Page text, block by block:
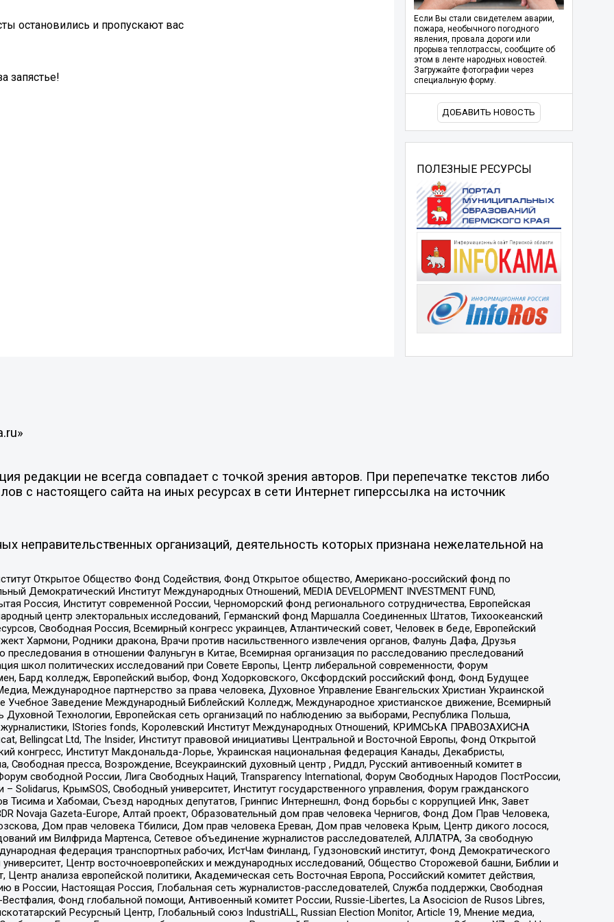
остановились и пропускают вас
запястье!
Если Вы стали свидетелем аварии,
пожара, необычного погодного
явления, провала дороги или
прорыва теплотрассы, сообщите об
этом в ленте народных новостей.
Загружайте фотографии через
специальную форму.
ДОБАВИТЬ НОВОСТЬ
ПОЛЕЗНЫЕ РЕСУРСЫ
редакции не всегда совпадает с точкой зрения авторов. При перепечатке текстов либо
с настоящего сайта на иных ресурсах в сети Интернет гиперссылка на источник
неправительственных организаций, деятельность которых признана нежелательной на
Открытое Общество Фонд Содействия, Фонд Открытое общество, Американо-российский фонд по
Демократический Институт Международных Отношений, MEDIA DEVELOPMENT INVESTMENT FUND,
Россия, Институт современной России, Черноморский фонд регионального сотрудничества, Европейская
центр электоральных исследований, Германский фонд Маршалла Соединенных Штатов, Тихоокеанский
Свободная Россия, Всемирный конгресс украинцев, Атлантический совет, Человек в беде, Европейский
Хармони, Родники дракона, Врачи против насильственного извлечения органов, Фалунь Дафа, Друзья
преследования в отношении Фалуньгун в Китае, Всемирная организация по расследованию преследований
школ политических исследований при Совете Европы, Центр либеральной современности, Форум
Бард колледж, Европейский выбор, Фонд Ходорковского, Оксфордский российский фонд, Фонд Будущее
Международное партнерство за права человека, Духовное Управление Евангельских Христиан Украинской
Учебное Заведение Международный Библейский Колледж, Международное христианское движение, Всемирный
Духовной Технологии, Европейская сеть организаций по наблюдению за выборами, Республика Польша,
IStories fonds, Королевский Институт Международных Отношений, КРИМСЬКА ПРАВОЗАХИСНА
Bellingcat Ltd, The Insider, Институт правовой инициативы Центральной и Восточной Европы, Фонд Открытой
конгресс, Институт Макдональда-Лорье, Украинская национальная федерация Канады, Декабристы,
пресса, Возрождение, Всеукраинский духовный центр , Риддл, Русский антивоенный комитет в
свободной России, Лига Свободных Наций, Transparеncy International, Форум Свободных Народов ПостРоссии,
Solidarus, КрымSOS, Свободный университет, Институт государственного управления, Форум гражданского
Тисима и Хабомаи, Съезд народных депутатов, Гринпис Интернешнл, Фонд борьбы с коррупцией Инк, Завет
Novaja Gazeta-Europe, Алтай проект, Образовательный дом прав человека Чернигов, Фонд Дом Прав Человека,
Дом прав человека Тбилиси, Дом прав человека Ереван, Дом прав человека Крым, Центр дикого лосося,
им Вилфрида Мартенса, Сетевое объединение журналистов расследователей, АЛЛАТРА, За свободную
федерация транспортных рабочих, ИстЧам Финланд, Гудзоновский институт, Фонд Демократического
Центр восточноевропейских и международных исследований, Общество Сторожевой башни, Библии и
анализа европейской политики, Академическая сеть Восточная Европа, Российский комитет действия,
России, Настоящая Россия, Глобальная сеть журналистов-расследователей, Служба поддержки, Свободная
Фонд глобальной помощи, Антивоенный комитет России, Russie-Libertes, La Asocicion de Rusos Libres,
Ресурсный Центр, Глобальный союз IndustriALL, Russian Election Monitor, Article 19, Мнение медиа,